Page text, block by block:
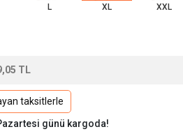
L XL XXL
TL
taksitlerle
günü kargoda!